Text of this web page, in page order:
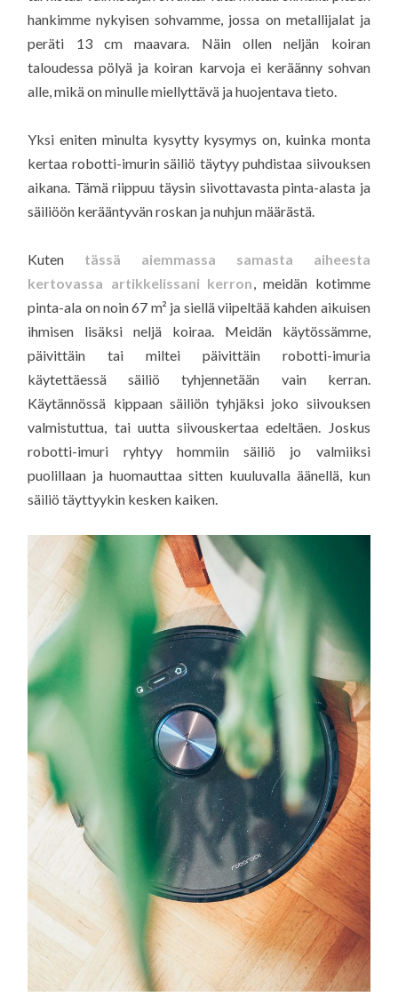
hankimme nykyisen sohvamme, jossa on metallijalat ja
peräti 13 cm maavara. Näin ollen neljän koiran
taloudessa pölyä ja koiran karvoja ei keräänny sohvan
alle, mikä on minulle miellyttävä ja huojentava tieto.
Yksi eniten minulta kysytty kysymys on, kuinka monta
kertaa robotti-imurin säiliö täytyy puhdistaa siivouksen
aikana. Tämä riippuu täysin siivottavasta pinta-alasta ja
säiliöön kerääntyvän roskan ja nuhjun määrästä.
Kuten tässä aiemmassa samasta aiheesta
kertovassa artikkelissani kerron, meidän kotimme
pinta-ala on noin 67 m² ja siellä viipeltää kahden aikuisen
ihmisen lisäksi neljä koiraa. Meidän käytössämme,
päivittäin tai miltei päivittäin robotti-imuria
käytettäessä säiliö tyhjennetään vain kerran.
Käytännössä kippaan säiliön tyhjäksi joko siivouksen
valmistuttua, tai uutta siivouskertaa edeltäen. Joskus
robotti-imuri ryhtyy hommiin säiliö jo valmiiksi
puolillaan ja huomauttaa sitten kuuluvalla äänellä, kun
säiliö täyttyykin kesken kaiken.